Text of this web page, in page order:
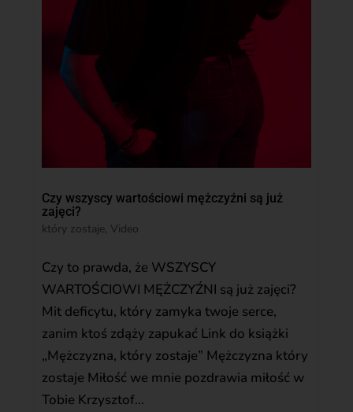
Czy wszyscy wartościowi mężczyźni są już
zajęci?
który zostaje, Video
Czy to prawda, że WSZYSCY
WARTOŚCIOWI MĘŻCZYŹNI są już zajęci?
Mit deficytu, który zamyka twoje serce,
zanim ktoś zdąży zapukać Link do książki
„Mężczyzna, który zostaje” Mężczyzna który
zostaje Miłość we mnie pozdrawia miłość w
Tobie Krzysztof...